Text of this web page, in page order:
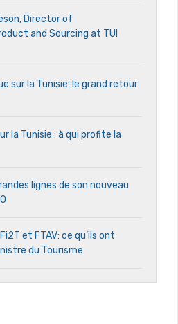
Director of
and Sourcing at TUI
sur la Tunisie: le grand retour
la Tunisie : à qui profite la
lignes de son nouveau
et FTAV: ce qu’ils ont
du Tourisme